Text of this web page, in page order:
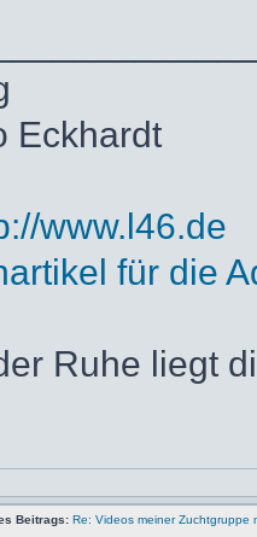
Eckhardt
www.l46.de
für die
Ruhe liegt
Beitrags: Re: Videos meiner Zuchtgruppe